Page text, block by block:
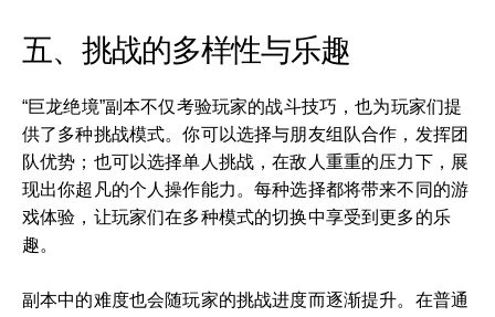
五、挑战的多样性与乐趣
“巨龙绝境”副本不仅考验玩家的战斗技巧，也为玩家们提
供了多种挑战模式。你可以选择与朋友组队合作，发挥团
队优势；也可以选择单人挑战，在敌人重重的压力下，展
现出你超凡的个人操作能力。每种选择都将带来不同的游
戏体验，让玩家们在多种模式的切换中享受到更多的乐
趣。
副本中的难度也会随玩家的挑战进度而逐渐提升。在普通